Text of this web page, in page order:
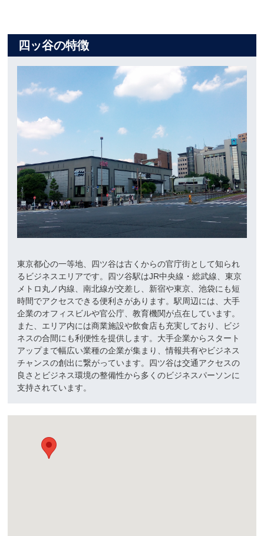
四ッ谷の特徴
東京都心の一等地、四ツ谷は古くからの官庁街として知られ
るビジネスエリアです。四ツ谷駅はJR中央線・総武線、東京
メトロ丸ノ内線、南北線が交差し、新宿や東京、池袋にも短
時間でアクセスできる便利さがあります。駅周辺には、大手
企業のオフィスビルや官公庁、教育機関が点在しています。
また、エリア内には商業施設や飲食店も充実しており、ビジ
ネスの合間にも利便性を提供します。大手企業からスタート
アップまで幅広い業種の企業が集まり、情報共有やビジネス
チャンスの創出に繋がっています。四ツ谷は交通アクセスの
良さとビジネス環境の整備性から多くのビジネスパーソンに
支持されています。